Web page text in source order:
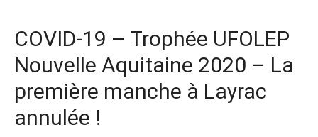
COVID-19 – Trophée UFOLEP
Nouvelle Aquitaine 2020 – La
première manche à Layrac
annulée !